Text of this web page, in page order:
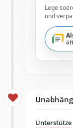
Lege
und
Unterstütze